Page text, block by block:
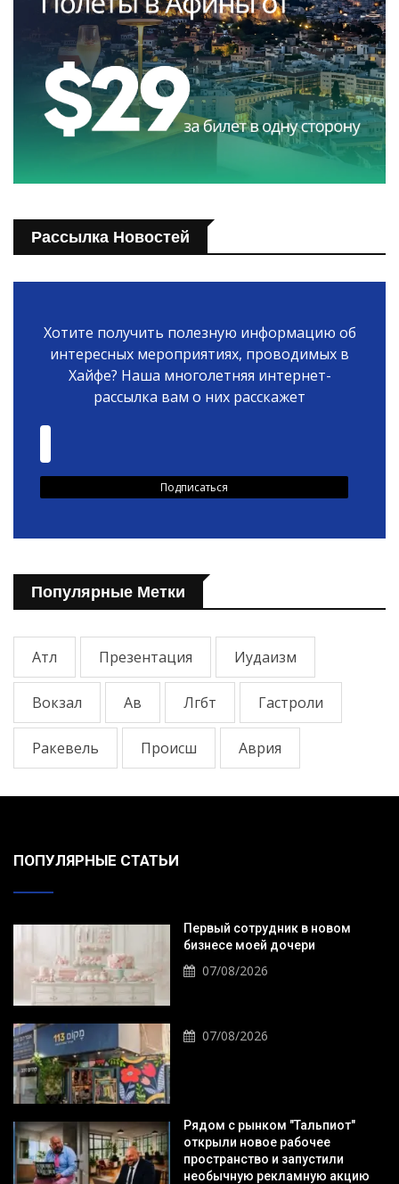
Рассылка Новостей
Хотите получить полезную информацию об
интересных мероприятиях, проводимых в
Хайфе? Наша многолетняя интернет-
рассылка вам о них расскажет
Популярные Метки
Атл Презентация Иудаизм
Вокзал Ав Лгбт Гастроли
Ракевель Происш Аврия
ПОПУЛЯРНЫЕ СТАТЬИ
Первый сотрудник в новом
бизнесе моей дочери
07/08/2026
07/08/2026
Рядом с рынком "Тальпиот"
открыли новое рабочее
пространство и запустили
необычную рекламную акцию